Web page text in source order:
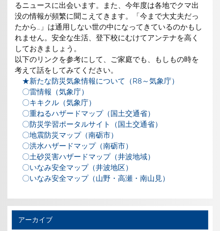
るニュースに出会います。また、今年度は各地でクマ出
没の情報が頻繁に聞こえてきます。「今まで大丈夫だっ
たから…」は通用しない世の中になってきているのかもし
れません。安全な生活、登下校にむけてアンテナを高く
しておきましょう。
以下のリンクを参考にして、ご家庭でも、もしもの時を
考えて話をしてみてください。
★新たな防災気象情報について（R8～気象庁）
〇雷情報（気象庁）
〇キキクル（気象庁）
〇重ねるハザードマップ（国土交通省）
〇防災学習ポータルサイト（国土交通省）
〇地震防災マップ（南砺市）
〇洪水ハザードマップ（南砺市）
〇土砂災害ハザードマップ（井波地域）
〇いなみ安全マップ（井波地区）
〇いなみ安全マップ（山野・高瀬・南山見）
アーカイブ